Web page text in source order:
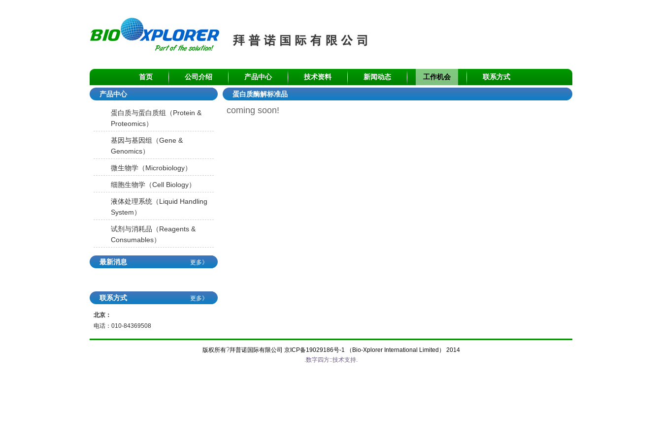
首页 公司介绍 产品中心 技术资料 新闻动态 工作机会 联系方式
产品中心
蛋白质与蛋白质组（Protein &
Proteomics）
基因与基因组（Gene &
Genomics）
微生物学（Microbiology）
细胞生物学（Cell Biology）
液体处理系统（Liquid Handling
System）
试剂与消耗品（Reagents &
Consumables）
最新消息 更多》
联系方式 更多》
北京：
电话：010-84369508
蛋白质酶解标准品
coming soon!
版权所有?拜普诺国际有限公司 京ICP备19029186号-1 （Bio-Xplorer International Limited） 2014
.数字四方::技术支持.